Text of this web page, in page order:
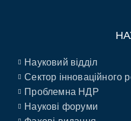
Науковий відділ
Сектор інноваційного
Проблемна НДР
Наукові форуми